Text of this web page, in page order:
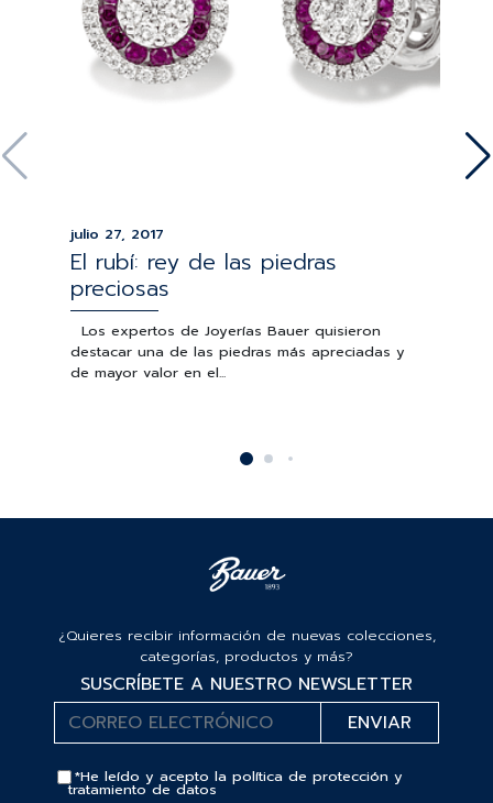
julio 27, 2017
El rubí: rey de las piedras
preciosas
Los expertos de Joyerías Bauer quisieron
destacar una de las piedras más apreciadas y
de mayor valor en el...
¿Quieres recibir información de nuevas colecciones,
categorías, productos y más?
SUSCRÍBETE A NUESTRO NEWSLETTER
*He leído y acepto la política de protección y
tratamiento de datos